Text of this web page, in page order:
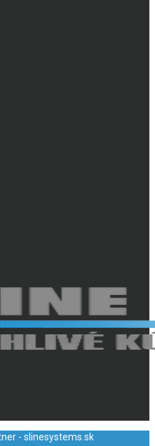
- slinesystems.sk